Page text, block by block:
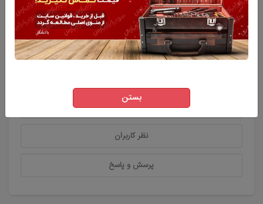
ویژگی های اصلی محصول
نظر کاربران
پرسش و پاسخ
بستن